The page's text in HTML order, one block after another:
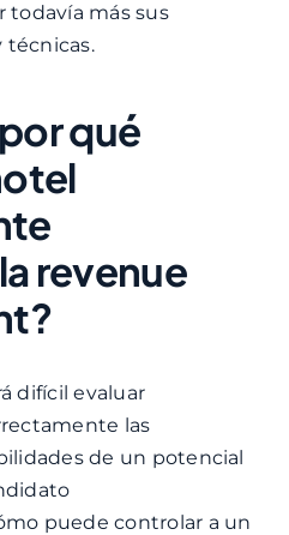
todavía más sus
técnicas.
qué
revenue
difícil evaluar
las
de un potencial
puede controlar a un